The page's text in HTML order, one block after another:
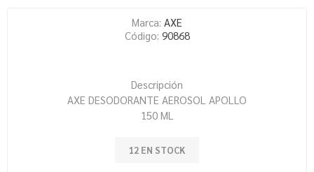
Marca: AXE
Código: 90868
Descripción
AXE DESODORANTE AEROSOL APOLLO
150 ML
12 EN STOCK